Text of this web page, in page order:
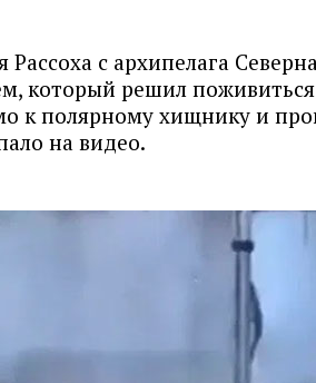
Рассоха с архипелага
который решил поживиться
полярному хищнику и
на видео.